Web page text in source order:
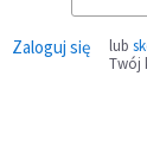
Zaloguj się lub
Twój